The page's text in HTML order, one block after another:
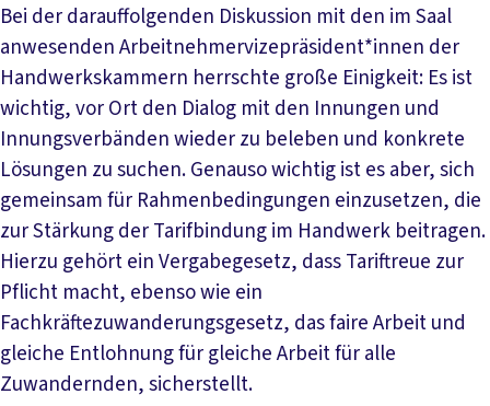
Bei der darauffolgenden Diskussion mit den im Saal
anwesenden Arbeitnehmervizepräsident*innen der
Handwerkskammern herrschte große Einigkeit: Es ist
wichtig, vor Ort den Dialog mit den Innungen und
Innungsverbänden wieder zu beleben und konkrete
Lösungen zu suchen. Genauso wichtig ist es aber, sich
gemeinsam für Rahmenbedingungen einzusetzen, die
zur Stärkung der Tarifbindung im Handwerk beitragen.
Hierzu gehört ein Vergabegesetz, dass Tariftreue zur
Pflicht macht, ebenso wie ein
Fachkräftezuwanderungsgesetz, das faire Arbeit und
gleiche Entlohnung für gleiche Arbeit für alle
Zuwandernden, sicherstellt.